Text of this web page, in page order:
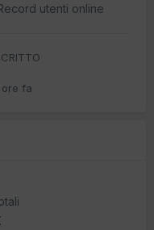
utenti online
ore fa